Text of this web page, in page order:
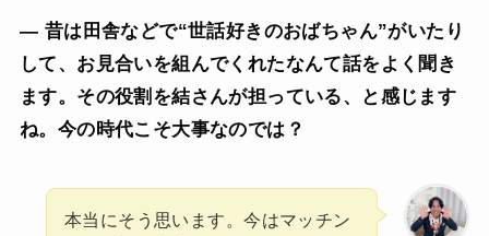
— 昔は田舎などで“世話好きのおばちゃん”がいたり
して、お見合いを組んでくれたなんて話をよく聞き
ます。その役割を結さんが担っている、と感じます
ね。今の時代こそ大事なのでは？
本当にそう思います。今はマッチン